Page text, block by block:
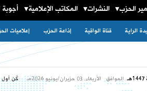
الحزب النشرات المكاتب الإعلامية أجوبة
الراية قناة الواقية إذاعة الحزب إعلاميات
الموافق الأربعاء, 03 حزيران/يونيو 2026مـ كٌن أول